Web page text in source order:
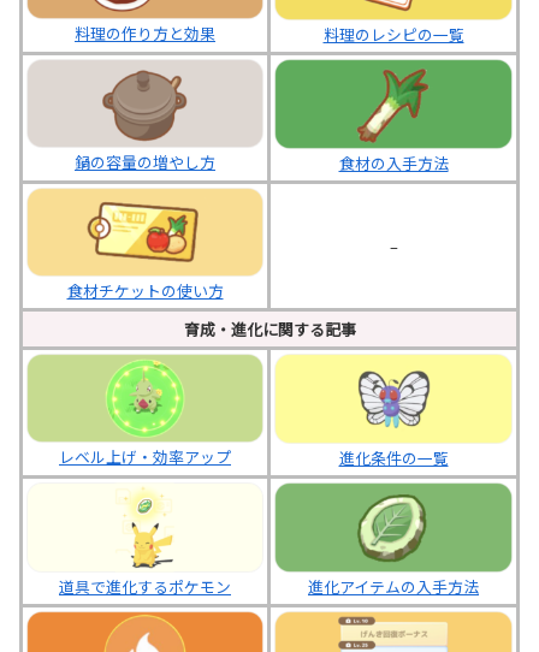
料理の作り方と効果 料理のレシピの一覧
鍋の容量の増やし方 食材の入手方法
食材チケットの使い方
–
育成・進化に関する記事
レベル上げ・効率アップ 進化条件の一覧
道具で進化するポケモン 進化アイテムの入手方法